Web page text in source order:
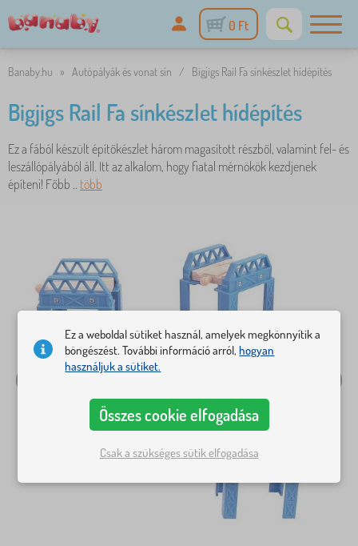
0 Ft
Banaby.hu » Autópályák és vonat sín / Bigjigs Rail Fa sínkészlet hídépítés
Bigjigs Rail Fa sínkészlet hídépítés
Ez a fából készült építőkészlet három magasított részből, valamint fel- és
leszállópályából áll. Itt az alkalom, hogy fiatal mérnökök kezdjenek
építeni! Főbb .. több
Ez a weboldal sütiket használ, amelyek megkönnyítik a
böngészést. További információ arról,hogyan
használjuk a sütiket.
Összes cookie elfogadása
Csak a szükséges sütik elfogadása